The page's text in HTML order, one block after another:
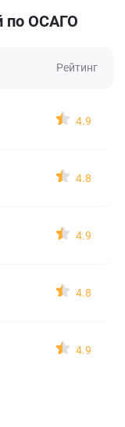
по ОСАГО
Рейтинг
4.9
4.8
4.9
4.8
4.9